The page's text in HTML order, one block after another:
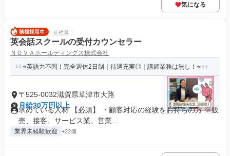
気になる
正社員
英会話スクールの受付カウンセラー
ＮＯＶＡホールディングス株式会社
⭐英語力不問！完全週休2日制｜待遇充実◎｜講師業務は無し！⭐
〒525-0032滋賀県草津市大路
月給30万円以上
求めている人材 【必須】 ・顧客対応の経験をお持ちの方 ※販
売、接客、サービス業、営業...
業界未経験歓迎 +22個